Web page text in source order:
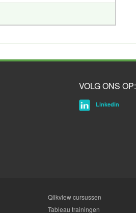
VOLG ONS OP:
Linkedin
Qlikview cursussen
Tableau trainingen